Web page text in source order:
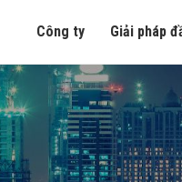
Công ty Giải pháp